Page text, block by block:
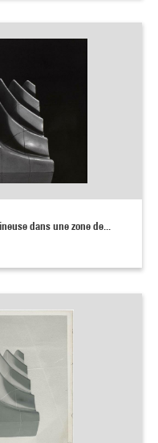
dans une zone de...